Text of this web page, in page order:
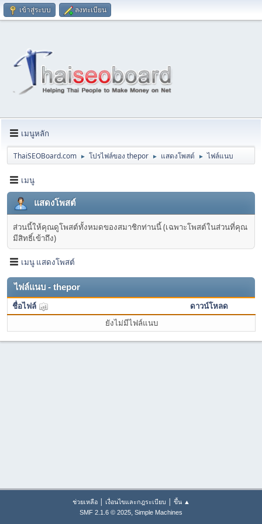
เข้าสู่ระบบ ลงทะเบียน
เมนูหลัก
ThaiSEOBoard.com ► โปรไฟล์ของ thepor ► แสดงโพสต์ ► ไฟล์แนบ
เมนู
แสดงโพสต์
ส่วนนี้ให้คุณดูโพสต์ทั้งหมดของสมาชิกท่านนี้ (เฉพาะโพสต์ในส่วนที่คุณ
มีสิทธิ์เข้าถึง)
เมนู แสดงโพสต์
ไฟล์แนบ - thepor
ชื่อไฟล์
ดาวน์โหลด
ยังไม่มีไฟล์แนบ
ช่วยเหลือ| เงื่อนไขและกฎระเบียบ | ขึ้น ▲
SMF 2.1.6 © 2025, Simple Machines